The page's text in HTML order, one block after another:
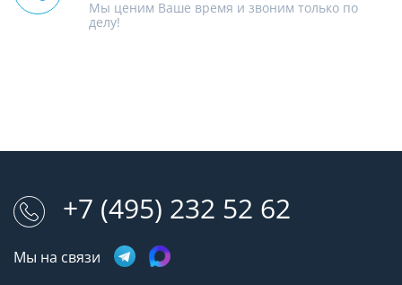
Мы ценим Ваше время и звоним только по
делу!
+7 (495) 232 52 62
Мы на связи